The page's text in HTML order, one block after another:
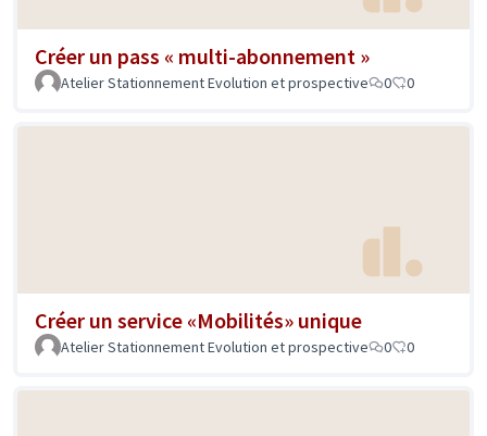
Créer un pass « multi-abonnement »
Atelier Stationnement Evolution et prospective 0 0
Créer un service «Mobilités» unique
Atelier Stationnement Evolution et prospective 0 0